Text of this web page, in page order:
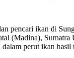
pencari ikan di
(Madina), Sumatra
perut ikan hasil